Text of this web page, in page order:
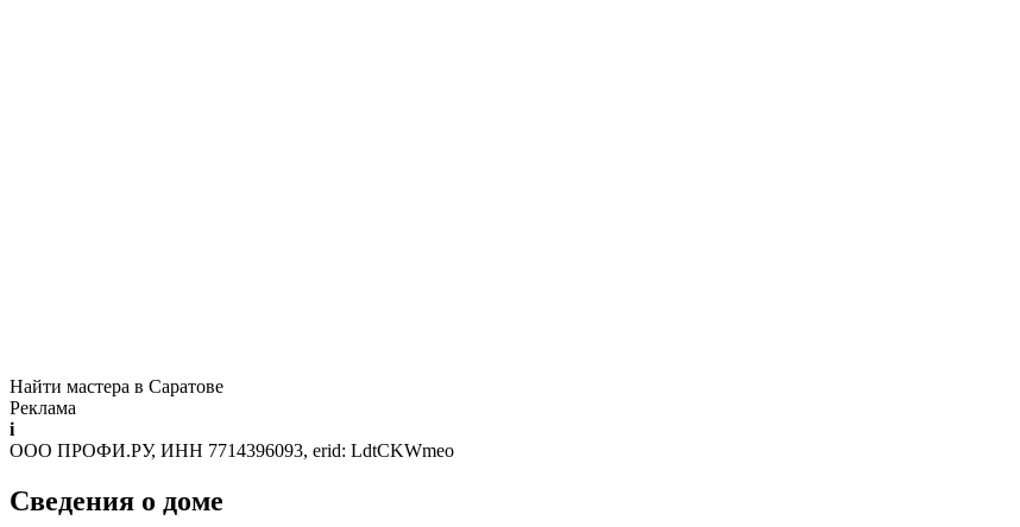
Найти мастера в Саратове
Реклама
i
ООО ПРОФИ.РУ, ИНН 7714396093, erid: LdtCKWmeo
Сведения о доме